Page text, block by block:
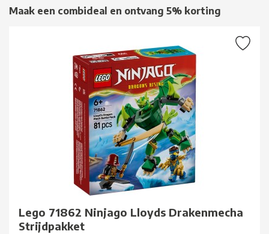
Maak een combideal en ontvang 5% korting
Lego 71862 Ninjago Lloyds Drakenmecha
Strijdpakket